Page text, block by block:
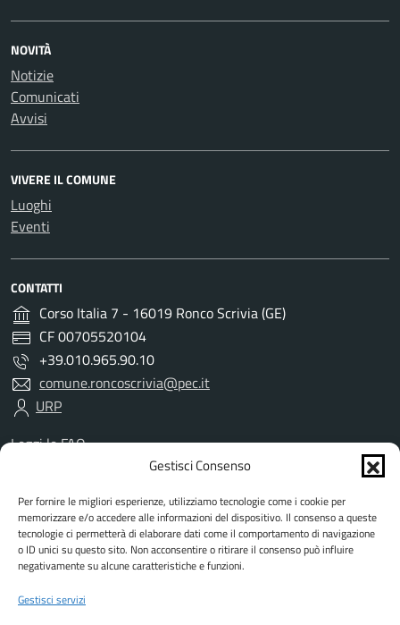
Gestisci Consenso
Per fornire le migliori esperienze, utilizziamo tecnologie come i cookie per
memorizzare e/o accedere alle informazioni del dispositivo. Il consenso a queste
tecnologie ci permetterà di elaborare dati come il comportamento di navigazione
o ID unici su questo sito. Non acconsentire o ritirare il consenso può influire
negativamente su alcune caratteristiche e funzioni.
Gestisci servizi
NOVITÀ
Notizie
Comunicati
Avvisi
VIVERE IL COMUNE
Luoghi
Eventi
CONTATTI
Corso Italia 7 - 16019 Ronco Scrivia (GE)
CF 00705520104
+39.010.965.90.10
comune.roncoscrivia@pec.it
URP
Leggi le FAQ
Prenotazione appuntamento
Richiesta assistenza
Amministrazione trasparente
Albo Pretorio
Informativa privacy
Informativa cookies